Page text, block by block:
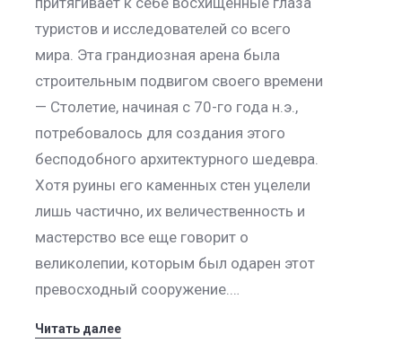
туристов и исследователей со всего
мира. Эта грандиозная арена была
строительным подвигом своего времени
— Столетие, начиная с 70-го года н.э.,
потребовалось для создания этого
бесподобного архитектурного шедевра.
Хотя руины его каменных стен уцелели
лишь частично, их величественность и
мастерство все еще говорит о
великолепии, которым был одарен этот
превосходный сооружение.…
Читать далее